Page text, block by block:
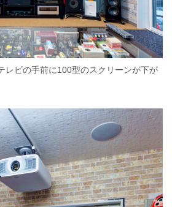
レビの手前に100型のスクリーンが下が